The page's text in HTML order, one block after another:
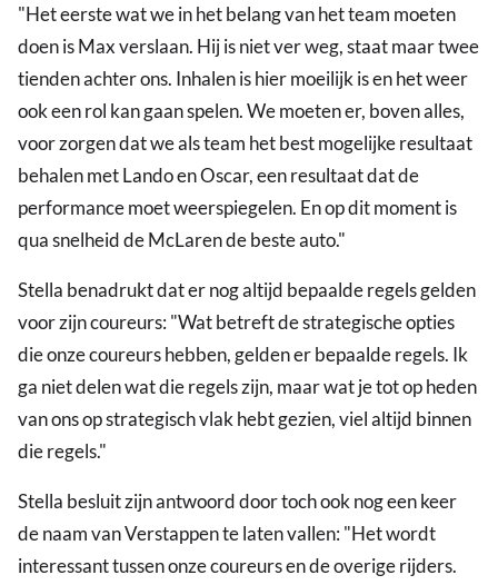
"Het eerste wat we in het belang van het team moeten
doen is Max verslaan. Hij is niet ver weg, staat maar twee
tienden achter ons. Inhalen is hier moeilijk is en het weer
ook een rol kan gaan spelen. We moeten er, boven alles,
voor zorgen dat we als team het best mogelijke resultaat
behalen met Lando en Oscar, een resultaat dat de
performance moet weerspiegelen. En op dit moment is
qua snelheid de McLaren de beste auto."
Stella benadrukt dat er nog altijd bepaalde regels gelden
voor zijn coureurs: "Wat betreft de strategische opties
die onze coureurs hebben, gelden er bepaalde regels. Ik
ga niet delen wat die regels zijn, maar wat je tot op heden
van ons op strategisch vlak hebt gezien, viel altijd binnen
die regels."
Stella besluit zijn antwoord door toch ook nog een keer
de naam van Verstappen te laten vallen: "Het wordt
interessant tussen onze coureurs en de overige rijders.